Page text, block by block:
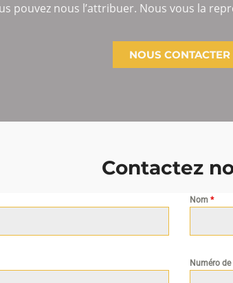
pouvez nous l’attribuer. Nous vous la
NOUS CONTACTER
Contactez
Nom *
Numéro